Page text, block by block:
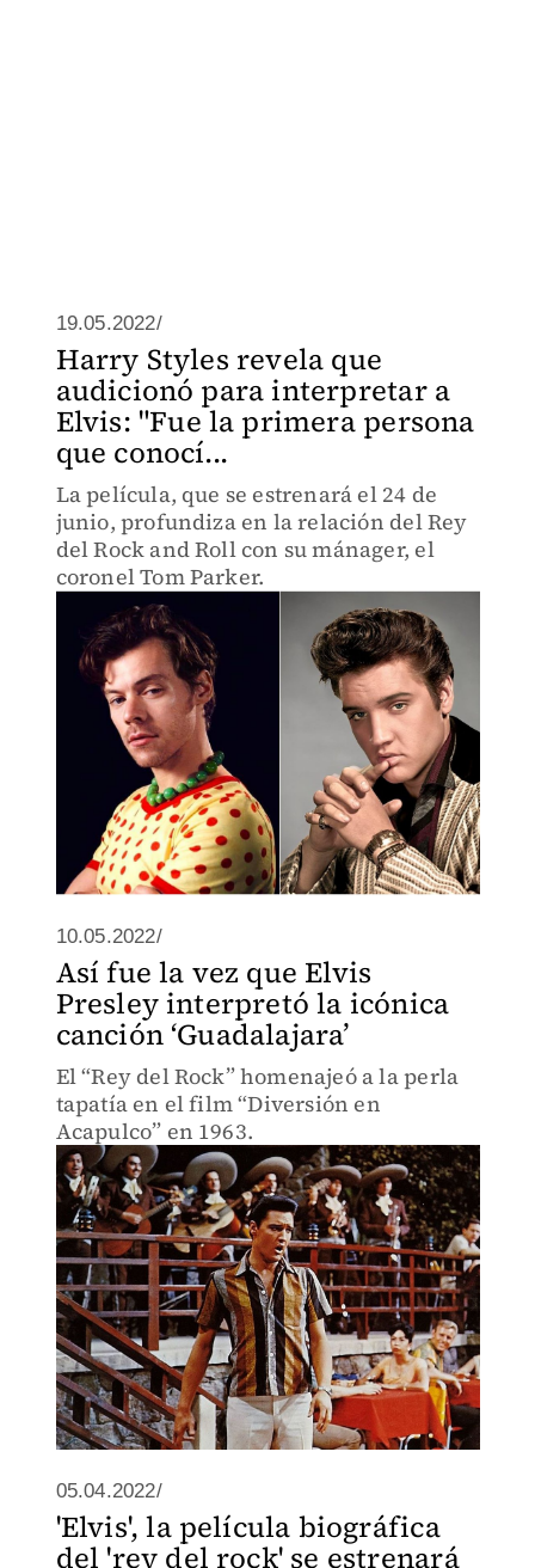
19.05.2022/
Harry Styles revela que
audicionó para interpretar a
Elvis: "Fue la primera persona
que conocí...
La película, que se estrenará el 24 de
junio, profundiza en la relación del Rey
del Rock and Roll con su mánager, el
coronel Tom Parker.
10.05.2022/
Así fue la vez que Elvis
Presley interpretó la icónica
canción ‘Guadalajara’
El “Rey del Rock” homenajeó a la perla
tapatía en el film “Diversión en
Acapulco” en 1963.
05.04.2022/
'Elvis', la película biográfica
del 'rey del rock' se estrenará